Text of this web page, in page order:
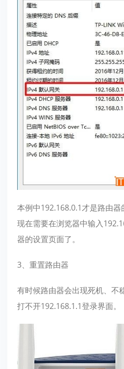
本例中192.168.0.1才是路由器
现在需要在浏览器中输入
器的设置页面了。
3、重置路由器
有时候路由器会出现死机、不
打不开192.168.1.1登录界面。